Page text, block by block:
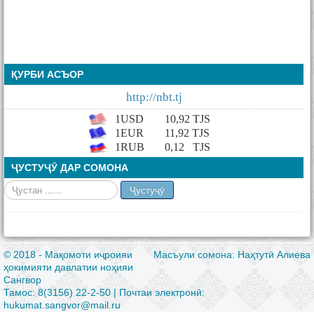
ҚУРБИ АСЪОР
http://nbt.tj
1USD 10,92 TJS
1EUR
11,92 TJS
1RUB
0,12 TJS
ҶУСТУҶӮ ДАР СОМОНА
Ҷустан Ҷустуҷӯ
Масъули сомона: Наҳтутӣ Алиева
© 2018 - Мақомоти иҷроияи
ҳокимияти давлатии ноҳияи
Сангвор
Тамос: 8(3156) 22-2-50 | Почтаи электронӣ:
hukumat.sangvor@mail.ru